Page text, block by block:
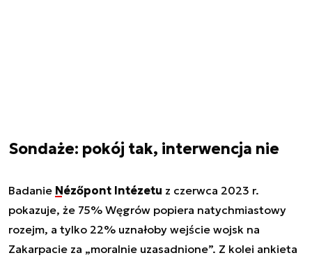
Sondaże: pokój tak, interwencja nie
Badanie Nézőpont Intézetu z czerwca 2023 r.
pokazuje, że 75% Węgrów popiera natychmiastowy
rozejm, a tylko 22% uznałoby wejście wojsk na
Zakarpacie za „moralnie uzasadnione”. Z kolei ankieta